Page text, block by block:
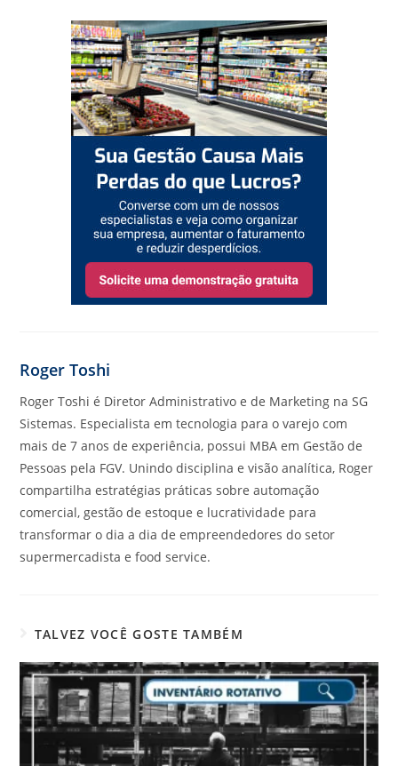
Roger Toshi
Roger Toshi é Diretor Administrativo e de Marketing na SG
Sistemas. Especialista em tecnologia para o varejo com
mais de 7 anos de experiência, possui MBA em Gestão de
Pessoas pela FGV. Unindo disciplina e visão analítica, Roger
compartilha estratégias práticas sobre automação
comercial, gestão de estoque e lucratividade para
transformar o dia a dia de empreendedores do setor
supermercadista e food service.
TALVEZ VOCÊ GOSTE TAMBÉM